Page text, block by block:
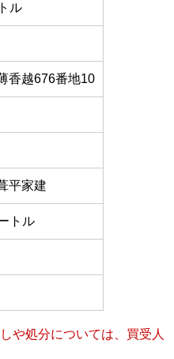
ル
香越676番地10
平家建
トル
や処分については、買受人